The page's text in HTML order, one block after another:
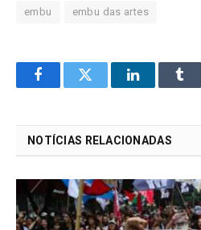
embu embu das artes
FacebookTwitter LinkedIn
NOTÍCIAS RELACIONADAS